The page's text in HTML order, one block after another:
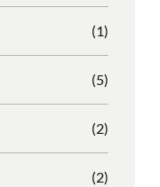
(1)
(5)
(2)
(2)